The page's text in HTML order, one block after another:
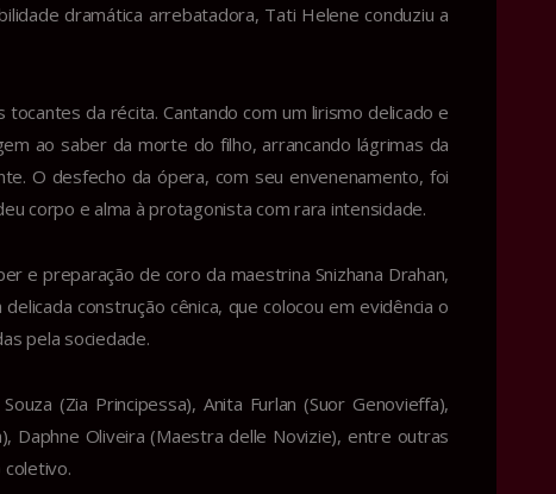
dramática arrebatadora, Tati Helene conduziu a
da récita. Cantando com um lirismo delicado e
ao saber da morte do filho, arrancando lágrimas da
O desfecho da ópera, com seu envenenamento, foi
corpo e alma à protagonista com rara intensidade.
e preparação de coro da maestrina Snizhana Drahan,
construção cênica, que colocou em evidência o
pela sociedade.
(Zia Principessa), Anita Furlan (Suor Genovieffa),
Daphne Oliveira (Maestra delle Novizie), entre outras